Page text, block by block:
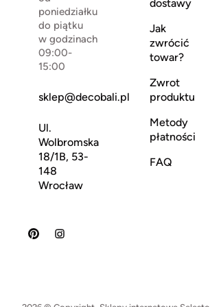
poniedziałku
do piątku
w godzinach
09:00-
15:00
sklep@decobali.pl
Ul.
Wolbromska
18/1B, 53-
148
Wrocław
dostawy
Jak
zwrócić
towar?
Zwrot
produktu
Metody
płatności
FAQ